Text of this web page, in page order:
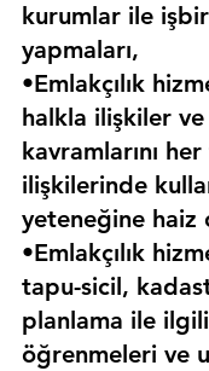
kurumlar ile
yapmaları,
•Emlakçılık
halkla ilişkiler
kavramlarını
ilişkilerinde
yeteneğine haiz
•Emlakçılık
tapu-sicil,
planlama ile
öğrenmeleri ve